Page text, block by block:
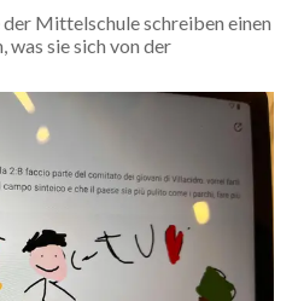
Mittelschule schreiben einen
was sie sich von der